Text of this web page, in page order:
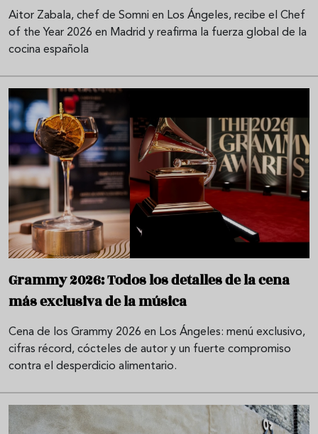
Aitor Zabala, chef de Somni en Los Ángeles, recibe el Chef
of the Year 2026 en Madrid y reafirma la fuerza global de la
cocina española
Grammy 2026: Todos los detalles de la cena
más exclusiva de la música
Cena de los Grammy 2026 en Los Ángeles: menú exclusivo,
cifras récord, cócteles de autor y un fuerte compromiso
contra el desperdicio alimentario.